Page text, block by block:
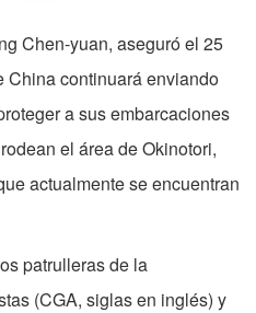
Chen-yuan, aseguró el 25
China continuará enviando
a sus embarcaciones
el área de Okinotori,
actualmente se encuentran
patrulleras de la
(CGA, siglas en inglés) y